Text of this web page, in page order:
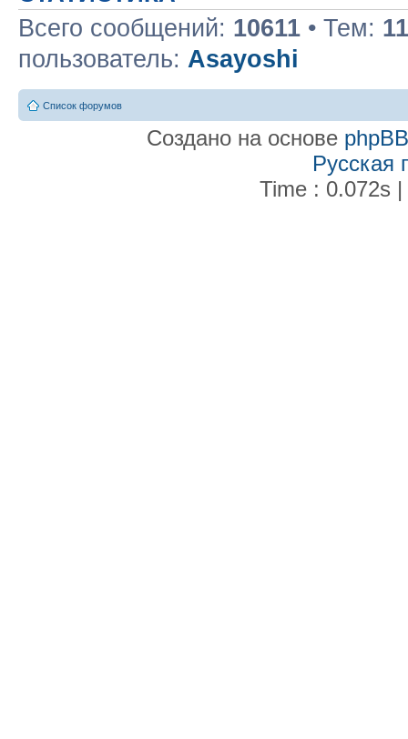
Всего сообщений: 10611 • Тем:
пользователь: Asayoshi
Список форумов
Создано на основе phpBB
Русская
Time : 0.072s